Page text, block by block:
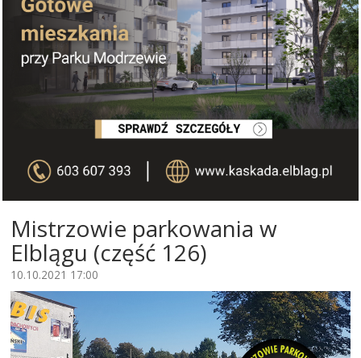
Mistrzowie parkowania w
Elblągu (część 126)
10.10.2021 17:00